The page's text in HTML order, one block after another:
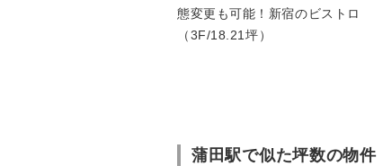
態変更も可能！新宿のビストロ
（3F/18.21坪）
蒲田駅で似た坪数の物件